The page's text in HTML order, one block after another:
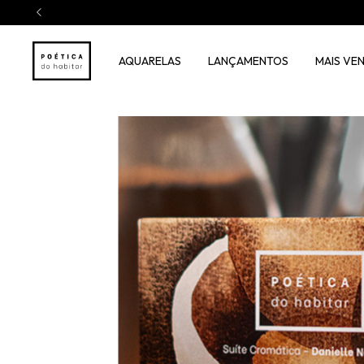
AQUARELAS LANÇAMENTOS MAIS